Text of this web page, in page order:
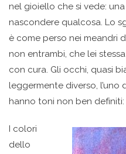
nel gioiello che si vede:
nascondere qualcosa. Lo
è come perso nei meandri
non entrambi, che lei
con cura. Gli occhi, quasi
leggermente diverso, l’uno
hanno toni non ben definiti:
I colori
dello